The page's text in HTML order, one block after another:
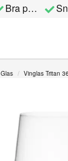
Bra priser
Glas Vinglas Tritan